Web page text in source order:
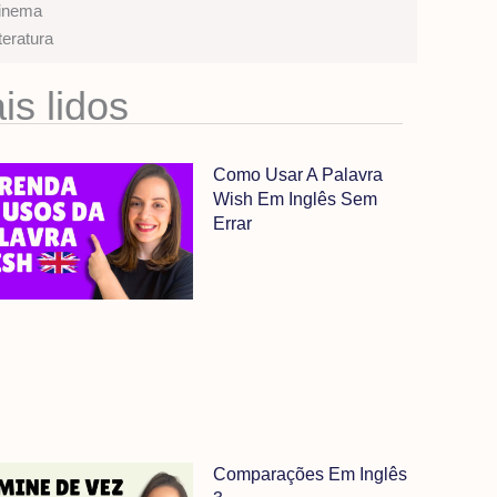
lidos
Como Usar A Palavra
Wish Em Inglês Sem
Errar
Comparações Em Inglês